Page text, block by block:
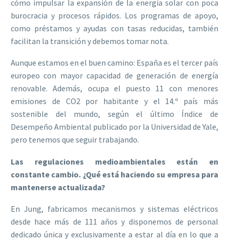
cómo impulsar la expansión de la energía solar con poca
burocracia y procesos rápidos. Los programas de apoyo,
como préstamos y ayudas con tasas reducidas, también
facilitan la transición y debemos tomar nota.
Aunque estamos en el buen camino: España es el tercer país
europeo con mayor capacidad de generación de energía
renovable. Además, ocupa el puesto 11 con menores
emisiones de CO2 por habitante y el 14.º país más
sostenible del mundo, según el último Índice de
Desempeño Ambiental publicado por la Universidad de Yale,
pero tenemos que seguir trabajando.
Las regulaciones medioambientales están en
constante cambio. ¿Qué está haciendo su empresa para
mantenerse actualizada?
En Jung, fabricamos mecanismos y sistemas eléctricos
desde hace más de 111 años y disponemos de personal
dedicado única y exclusivamente a estar al día en lo que a